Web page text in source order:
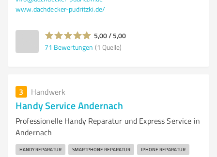
www.dachdecker-pudritzki.de/
5,00 / 5,00
71 Bewertungen (1 Quelle)
3 Handwerk
Handy Service Andernach
Professionelle Handy Reparatur und Express Service in
Andernach
HANDY REPARATUR SMARTPHONE REPARATUR IPHONE REPARATUR